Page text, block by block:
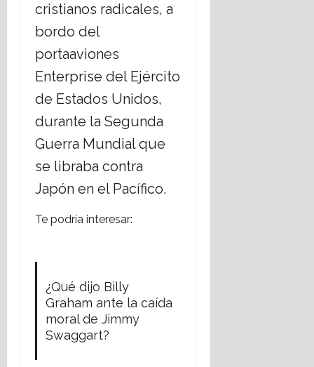
cristianos radicales, a
bordo del
portaaviones
Enterprise del Ejército
de Estados Unidos,
durante la Segunda
Guerra Mundial que
se libraba contra
Japón en el Pacífico.
Te podría interesar:
¿Qué dijo Billy
Graham ante la caída
moral de Jimmy
Swaggart?